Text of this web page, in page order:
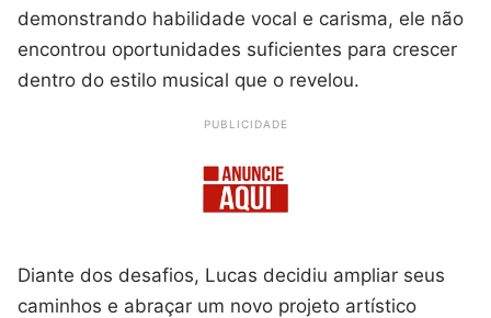
demonstrando habilidade vocal e carisma, ele não
encontrou oportunidades suficientes para crescer
dentro do estilo musical que o revelou.
PUBLICIDADE
Diante dos desafios, Lucas decidiu ampliar seus
caminhos e abraçar um novo projeto artístico